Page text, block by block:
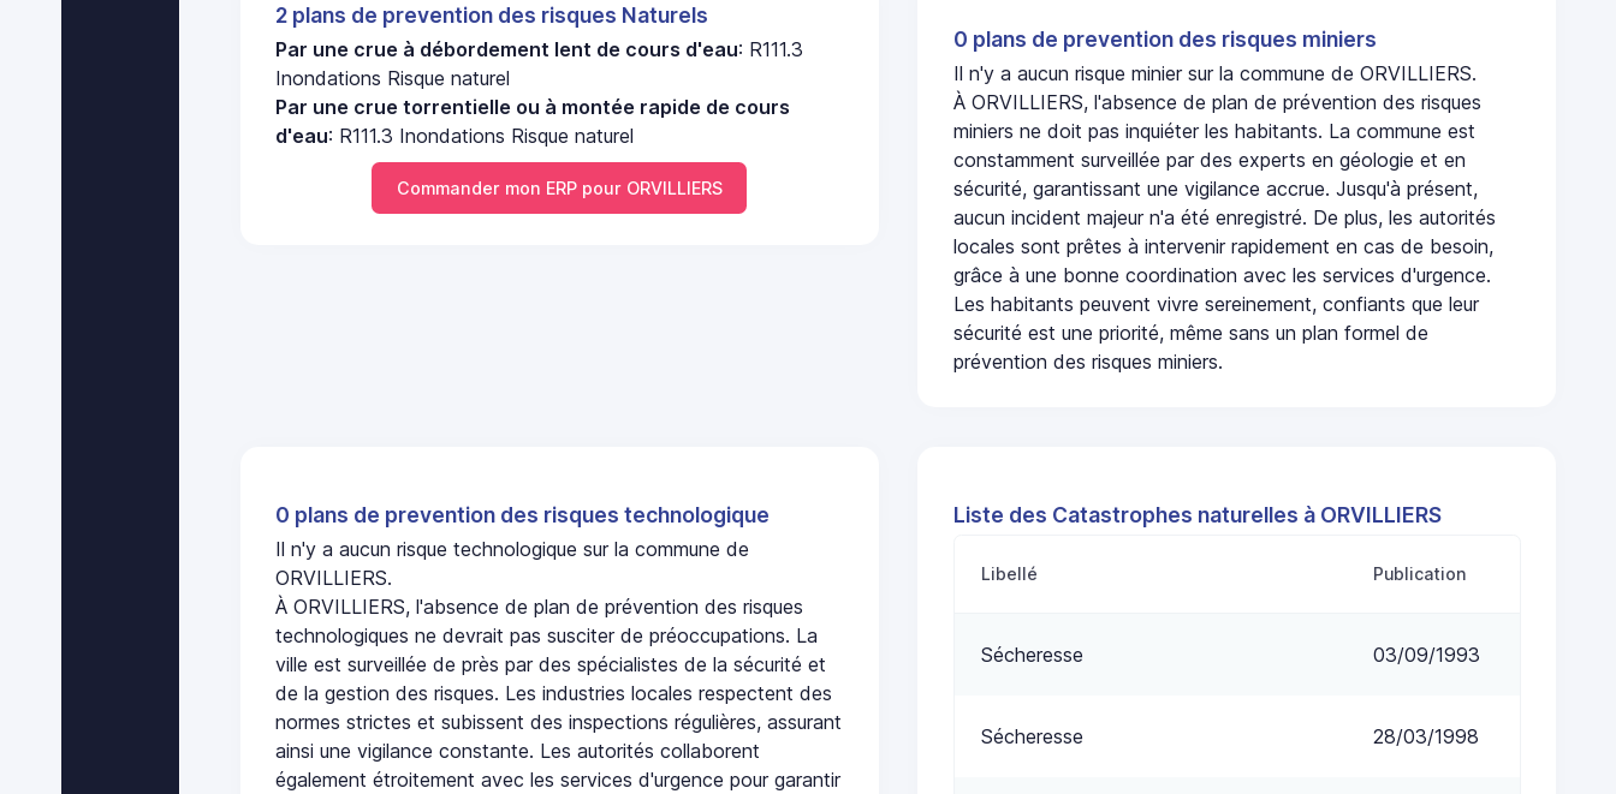
2 plans de prevention des risques Naturels
Par une crue à débordement lent de cours d'eau: R111.3
Inondations Risque naturel
Par une crue torrentielle ou à montée rapide de cours
d'eau: R111.3 Inondations Risque naturel
Commander mon ERP pour ORVILLIERS
0 plans de prevention des risques miniers
Il n'y a aucun risque minier sur la commune de ORVILLIERS.
À ORVILLIERS, l'absence de plan de prévention des risques
miniers ne doit pas inquiéter les habitants. La commune est
constamment surveillée par des experts en géologie et en
sécurité, garantissant une vigilance accrue. Jusqu'à présent,
aucun incident majeur n'a été enregistré. De plus, les autorités
locales sont prêtes à intervenir rapidement en cas de besoin,
grâce à une bonne coordination avec les services d'urgence.
Les habitants peuvent vivre sereinement, confiants que leur
sécurité est une priorité, même sans un plan formel de
prévention des risques miniers.
0 plans de prevention des risques technologique
Il n'y a aucun risque technologique sur la commune de
ORVILLIERS.
À ORVILLIERS, l'absence de plan de prévention des risques
technologiques ne devrait pas susciter de préoccupations. La
ville est surveillée de près par des spécialistes de la sécurité et
de la gestion des risques. Les industries locales respectent des
normes strictes et subissent des inspections régulières, assurant
ainsi une vigilance constante. Les autorités collaborent
également étroitement avec les services d'urgence pour garantir
Liste des Catastrophes naturelles à ORVILLIERS
Libellé Publication
Sécheresse 03/09/1993
Sécheresse 28/03/1998